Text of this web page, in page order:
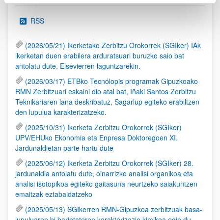
RSS
(2026/05/21) Ikerketako Zerbitzu Orokorrek (SGIker) IAk
ikerketan duen erabilera arduratsuari buruzko saio bat
antolatu dute, Elsevierren laguntzarekin.
(2026/03/17) ETBko Tecnólopis programak Gipuzkoako
RMN Zerbitzuari eskaini dio atal bat, Iñaki Santos Zerbitzu
Teknikariaren lana deskribatuz, Sagarlup egiteko erabiltzen
den lupulua karakterizatzeko.
(2025/10/31) Ikerketa Zerbitzu Orokorrek (SGIker)
UPV/EHUko Ekonomia eta Enpresa Doktoregoen XI.
Jardunaldietan parte hartu dute
(2025/06/12) Ikerketa Zerbitzu Orokorrek (SGIker) 28.
jardunaldia antolatu dute, oinarrizko analisi organikoa eta
analisi isotopikoa egiteko gaitasuna neurtzeko saiakuntzen
emaitzak eztabaidatzeko
(2025/05/13) SGIkerren RMN-Gipuzkoa zerbitzuak basa-